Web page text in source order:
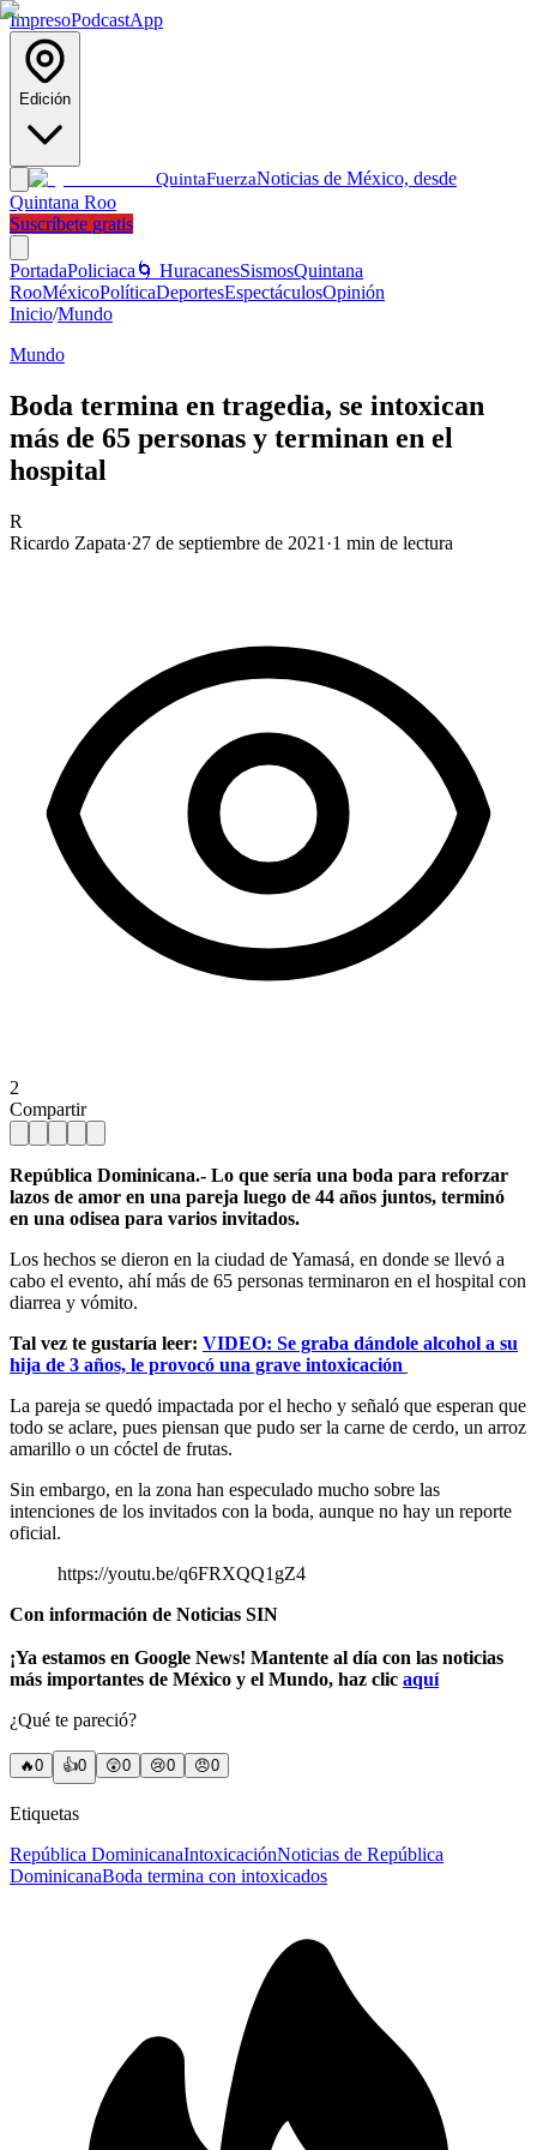
ImpresoPodcastApp
Edición
QuintaFuerzaNoticias de México, desde
Quintana Roo
Suscríbete gratis
PortadaPoliciaca 🌀 HuracanesSismosQuintana
RooMéxicoPolíticaDeportesEspectáculosOpinión
Inicio/Mundo
Mundo
Boda termina en tragedia, se intoxican
más de 65 personas y terminan en el
hospital
R
Ricardo Zapata·27 de septiembre de 2021 ·1 min de lectura
2
Compartir
República Dominicana.- Lo que sería una boda para reforzar
lazos de amor en una pareja luego de 44 años juntos, terminó
en una odisea para varios invitados.
Los hechos se dieron en la ciudad de Yamasá, en donde se llevó a
cabo el evento, ahí más de 65 personas terminaron en el hospital con
diarrea y vómito.
Tal vez te gustaría leer: VIDEO: Se graba dándole alcohol a su
hija de 3 años, le provocó una grave intoxicación
La pareja se quedó impactada por el hecho y señaló que esperan que
todo se aclare, pues piensan que pudo ser la carne de cerdo, un arroz
amarillo o un cóctel de frutas.
Sin embargo, en la zona han especulado mucho sobre las
intenciones de los invitados con la boda, aunque no hay un reporte
oficial.
https://youtu.be/q6FRXQQ1gZ4
Con información de Noticias SIN
¡Ya estamos en Google News! Mantente al día con las noticias
más importantes de México y el Mundo, haz clic aquí
¿Qué te pareció?
🔥0 👍0 😲0 😢0 😠0
Etiquetas
República DominicanaIntoxicaciónNoticias de República
DominicanaBoda termina con intoxicados